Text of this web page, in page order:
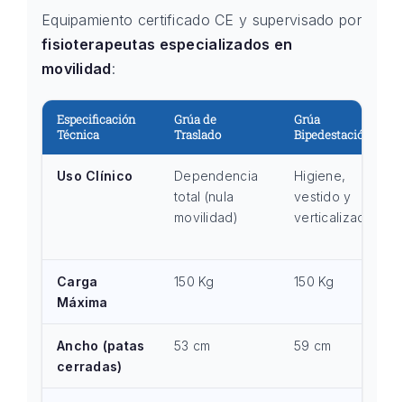
Equipamiento certificado CE y supervisado por
fisioterapeutas especializados en
movilidad:
Especificación
Técnica
Grúa de
Traslado
Grúa
Bipedestación
Uso Clínico
Dependencia
total (nula
movilidad)
Higiene,
vestido y
verticalización
Carga
Máxima
150 Kg 150 Kg
Ancho (patas
cerradas)
53 cm 59 cm